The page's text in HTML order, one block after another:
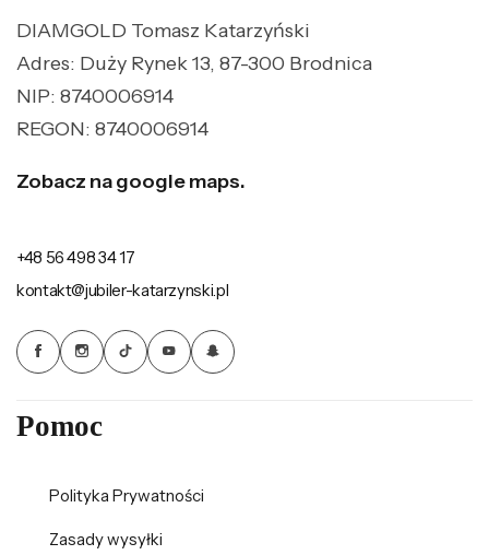
DIAMGOLD Tomasz Katarzyński
Adres: Duży Rynek 13, 87-300 Brodnica
NIP: 8740006914
REGON: 8740006914
Zobacz na google maps.
+48 56 498 34 17
kontakt@jubiler-katarzynski.pl
Pomoc
Polityka Prywatności
Zasady wysyłki